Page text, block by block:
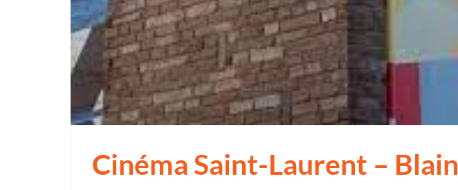
Cinéma Saint-Laurent – Blain